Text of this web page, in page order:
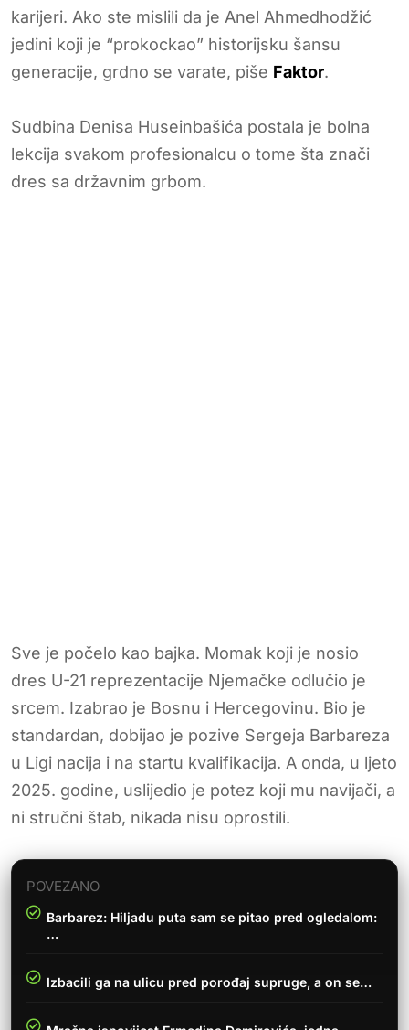
karijeri. Ako ste mislili da je Anel Ahmedhodžić
jedini koji je “prokockao” historijsku šansu
generacije, grdno se varate, piše Faktor.
Sudbina Denisa Huseinbašića postala je bolna
lekcija svakom profesionalcu o tome šta znači
dres sa državnim grbom.
Sve je počelo kao bajka. Momak koji je nosio
dres U-21 reprezentacije Njemačke odlučio je
srcem. Izabrao je Bosnu i Hercegovinu. Bio je
standardan, dobijao je pozive Sergeja Barbareza
u Ligi nacija i na startu kvalifikacija. A onda, u ljeto
2025. godine, uslijedio je potez koji mu navijači, a
ni stručni štab, nikada nisu oprostili.
POVEZANO
Barbarez: Hiljadu puta sam se pitao pred ogledalom:
…
Izbacili ga na ulicu pred porođaj supruge, a on se…